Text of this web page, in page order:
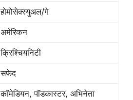
होमोसेक्स्युअल/गे
अमेरिकन
क्रिश्चियनिटी
सफेद
कॉमेडियन, पॉडकास्टर, अभिनेता